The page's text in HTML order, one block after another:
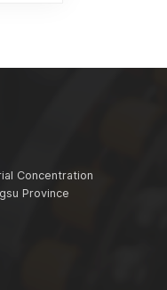
Concentration
Province